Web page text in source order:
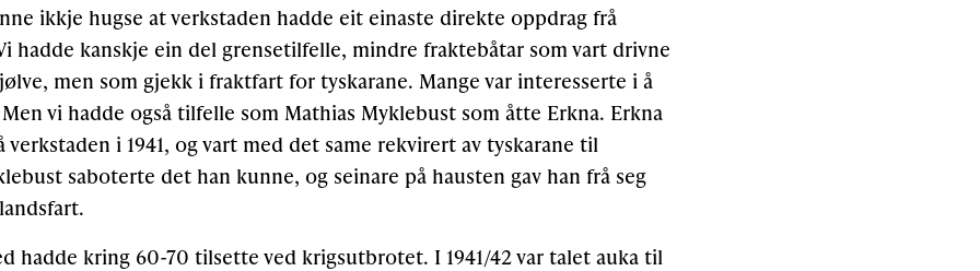
ikkje hugse at verkstaden hadde eit einaste direkte oppdrag frå
hadde kanskje ein del grensetilfelle, mindre fraktebåtar som vart drivne
men som gjekk i fraktfart for tyskarane. Mange var interesserte i å
vi hadde også tilfelle som Mathias Myklebust som åtte Erkna. Erkna
verkstaden i 1941, og vart med det same rekvirert av tyskarane til
saboterte det han kunne, og seinare på hausten gav han frå seg
hadde kring 60-70 tilsette ved krigsutbrotet. I 1941/42 var talet auka til